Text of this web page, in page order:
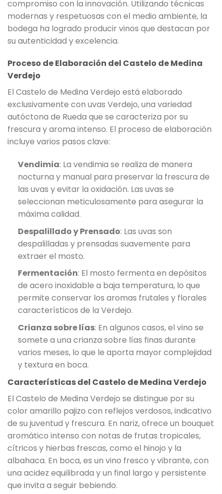
compromiso con la innovación. Utilizando técnicas
modernas y respetuosas con el medio ambiente, la
bodega ha logrado producir vinos que destacan por
su autenticidad y excelencia.
Proceso de Elaboración del Castelo de Medina
Verdejo
El Castelo de Medina Verdejo está elaborado
exclusivamente con uvas Verdejo, una variedad
autóctona de Rueda que se caracteriza por su
frescura y aroma intenso. El proceso de elaboración
incluye varios pasos clave:
Vendimia: La vendimia se realiza de manera
nocturna y manual para preservar la frescura de
las uvas y evitar la oxidación. Las uvas se
seleccionan meticulosamente para asegurar la
máxima calidad.
Despalillado y Prensado: Las uvas son
despalilladas y prensadas suavemente para
extraer el mosto.
Fermentación: El mosto fermenta en depósitos
de acero inoxidable a baja temperatura, lo que
permite conservar los aromas frutales y florales
característicos de la Verdejo.
Crianza sobre lías: En algunos casos, el vino se
somete a una crianza sobre lías finas durante
varios meses, lo que le aporta mayor complejidad
y textura en boca.
Características del Castelo de Medina Verdejo
El Castelo de Medina Verdejo se distingue por su
color amarillo pajizo con reflejos verdosos, indicativo
de su juventud y frescura. En nariz, ofrece un bouquet
aromático intenso con notas de frutas tropicales,
cítricos y hierbas frescas, como el hinojo y la
albahaca. En boca, es un vino fresco y vibrante, con
una acidez equilibrada y un final largo y persistente
que invita a seguir bebiendo.